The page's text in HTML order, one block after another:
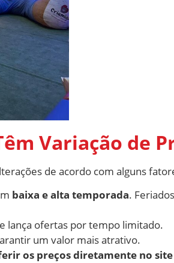
Variação de
de acordo com alguns
baixa e alta temporada.
lança ofertas por tempo limitado.
um valor mais atrativo.
os preços diretamente no